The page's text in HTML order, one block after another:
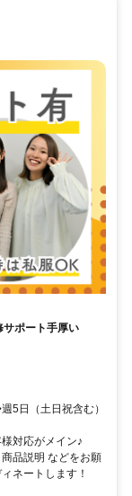
ポート手厚い
5日（土日祝含む）
対応がメイン♪
品説明 などをお願
ネートします！